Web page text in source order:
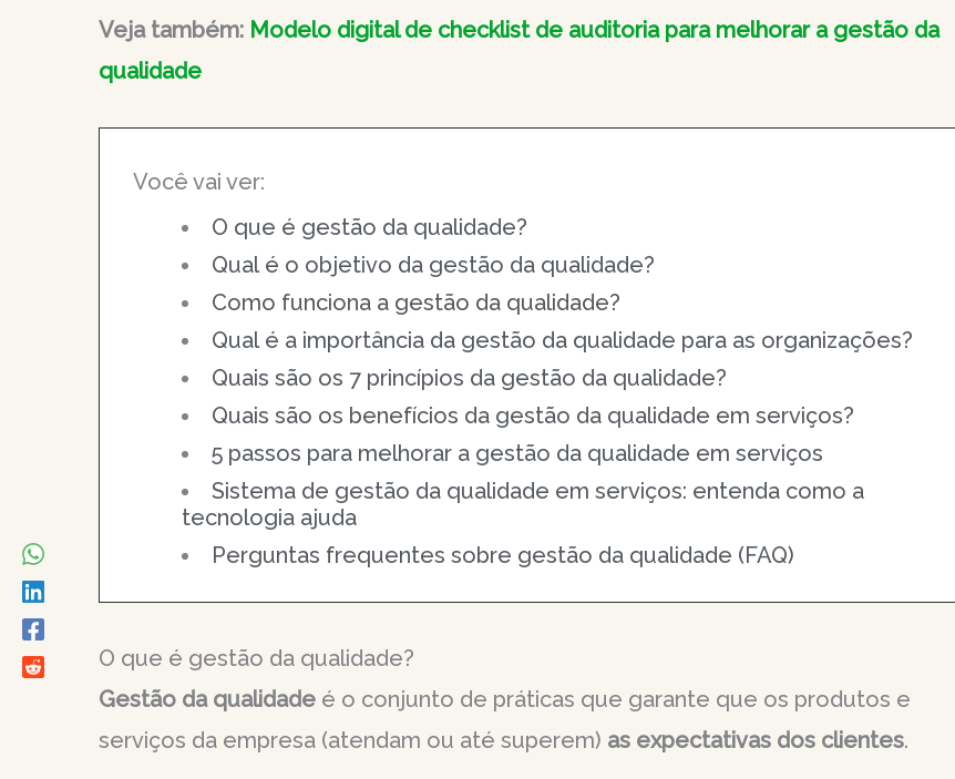
Veja também: Modelo digital de checklist de auditoria para melhorar a gestão da
qualidade
Você vai ver:
O que é gestão da qualidade?
Qual é o objetivo da gestão da qualidade?
Como funciona a gestão da qualidade?
Qual é a importância da gestão da qualidade para as organizações?
Quais são os 7 princípios da gestão da qualidade?
Quais são os benefícios da gestão da qualidade em serviços?
5 passos para melhorar a gestão da qualidade em serviços
Sistema de gestão da qualidade em serviços: entenda como a
tecnologia ajuda
Perguntas frequentes sobre gestão da qualidade (FAQ)
O que é gestão da qualidade?
Gestão da qualidade é o conjunto de práticas que garante que os produtos e
serviços da empresa (atendam ou até superem) as expectativas dos clientes.